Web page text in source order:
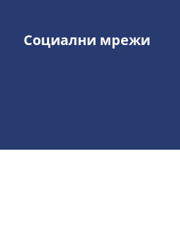
Социални мрежи